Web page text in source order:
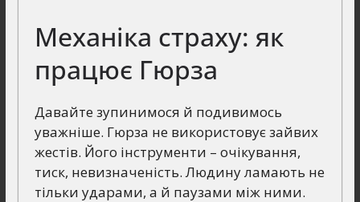
Механіка страху: як
працює Гюрза
Давайте зупинимося й подивимось
уважніше. Гюрза не використовує зайвих
жестів. Його інструменти – очікування,
тиск, невизначеність. Людину ламають не
тільки ударами, а й паузами між ними.